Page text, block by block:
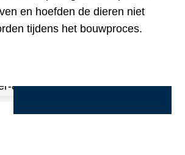
en hoefden de dieren niet
tijdens het bouwproces.